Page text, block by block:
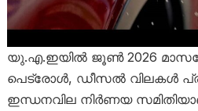
യു.എ.ഇയിൽ ജൂൺ 2026
പെട്രോൾ, ഡീസൽ വിലകൾ
ഇന്ധനവില നിർണയ